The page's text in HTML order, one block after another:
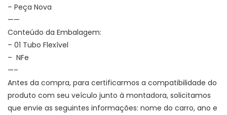
– Peça Nova
——
Conteúdo da Embalagem:
– 01 Tubo Flexível
– NFe
—–
Antes da compra, para certificarmos a compatibilidade do
produto com seu veículo junto à montadora, solicitamos
que envie as seguintes informações: nome do carro, ano e